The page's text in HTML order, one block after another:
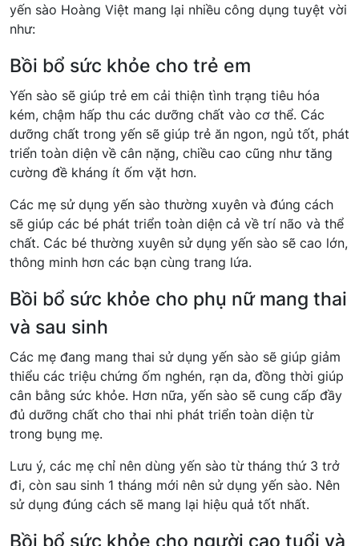
yến sào Hoàng Việt mang lại nhiều công dụng tuyệt vời
như:
Bồi bổ sức khỏe cho trẻ em
Yến sào sẽ giúp trẻ em cải thiện tình trạng tiêu hóa
kém, chậm hấp thu các dưỡng chất vào cơ thể. Các
dưỡng chất trong yến sẽ giúp trẻ ăn ngon, ngủ tốt, phát
triển toàn diện về cân nặng, chiều cao cũng như tăng
cường đề kháng ít ốm vặt hơn.
Các mẹ sử dụng yến sào thường xuyên và đúng cách
sẽ giúp các bé phát triển toàn diện cả về trí não và thể
chất. Các bé thường xuyên sử dụng yến sào sẽ cao lớn,
thông minh hơn các bạn cùng trang lứa.
Bồi bổ sức khỏe cho phụ nữ mang thai
và sau sinh
Các mẹ đang mang thai sử dụng yến sào sẽ giúp giảm
thiểu các triệu chứng ốm nghén, rạn da, đồng thời giúp
cân bằng sức khỏe. Hơn nữa, yến sào sẽ cung cấp đầy
đủ dưỡng chất cho thai nhi phát triển toàn diện từ
trong bụng mẹ.
Lưu ý, các mẹ chỉ nên dùng yến sào từ tháng thứ 3 trở
đi, còn sau sinh 1 tháng mới nên sử dụng yến sào. Nên
sử dụng đúng cách sẽ mang lại hiệu quả tốt nhất.
Bồi bổ sức khỏe cho người cao tuổi và